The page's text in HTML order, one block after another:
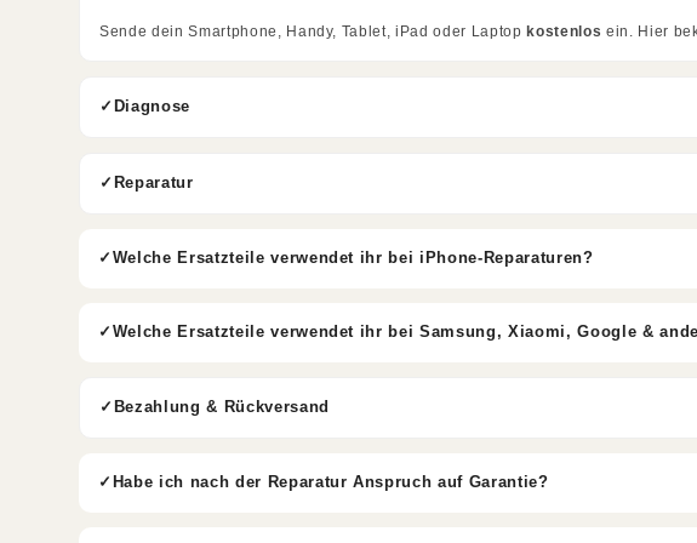
Sende dein Smartphone, Handy, Tablet, iPad oder Laptop kostenlos ein. Hier
Diagnose
Reparatur
Welche Ersatzteile verwendet ihr bei iPhone-Reparaturen?
Welche Ersatzteile verwendet ihr bei Samsung, Xiaomi, Google &
Bezahlung & Rückversand
Habe ich nach der Reparatur Anspruch auf Garantie?